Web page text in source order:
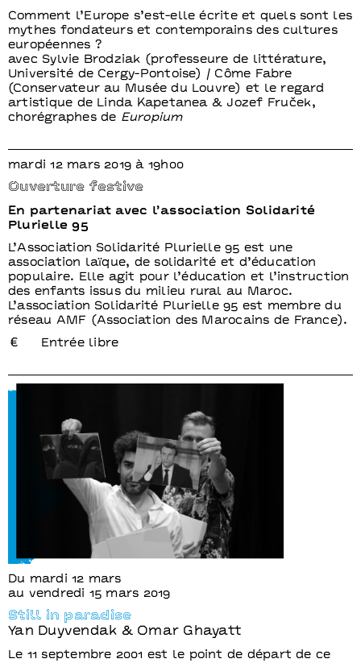
Comment l’Europe s’est-elle écrite et quels sont les
mythes fondateurs et contemporains des cultures
européennes ?
avec Sylvie Brodziak (professeure de littérature,
Université de Cergy-Pontoise) / Côme Fabre
(Conservateur au Musée du Louvre) et le regard
artistique de Linda Kapetanea & Jozef Fruček,
chorégraphes de Europium
mardi 12 mars 2019 à 19h00
Ouverture festive
En partenariat avec l’association Solidarité
Plurielle 95
L’Association Solidarité Plurielle 95 est une
association laïque, de solidarité et d’éducation
populaire. Elle agit pour l’éducation et l’instruction
des enfants issus du milieu rural au Maroc.
L’association Solidarité Plurielle 95 est membre du
réseau AMF (Association des Marocains de France).
Entrée libre
Du mardi 12 mars
au vendredi 15 mars 2019
Still in paradise
Yan Duyvendak & Omar Ghayatt
Le 11 septembre 2001 est le point de départ de ce